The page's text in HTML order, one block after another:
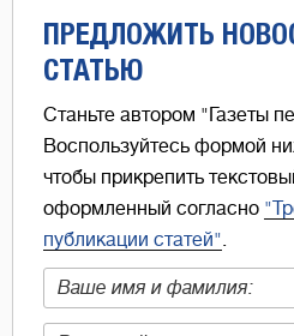
ПРЕДЛОЖИТЬ
СТАТЬЮ
Станьте автором "Газеты
Воспользуйтесь формой
чтобы прикрепить
оформленный согласно
публикации статей".